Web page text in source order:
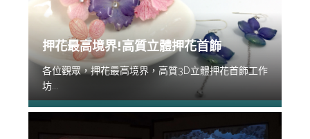
押花最高境界!高質立體押花首飾
各位觀眾，押花最高境界，高質3D立體押花首飾工作
坊...